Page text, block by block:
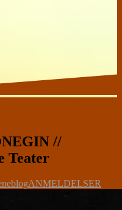
//
Teater
ANMELDELSER